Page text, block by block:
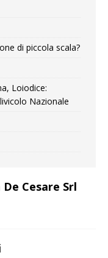
di piccola scala?
Loiodice:
Nazionale
Cesare Srl